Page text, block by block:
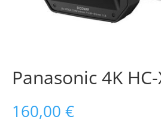
Panasonic 4K
160,00 €